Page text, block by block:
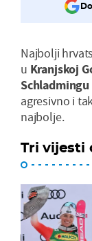
Najbolji
u Kranjskoj
agresivno i
najbolje.
Tri vijesti